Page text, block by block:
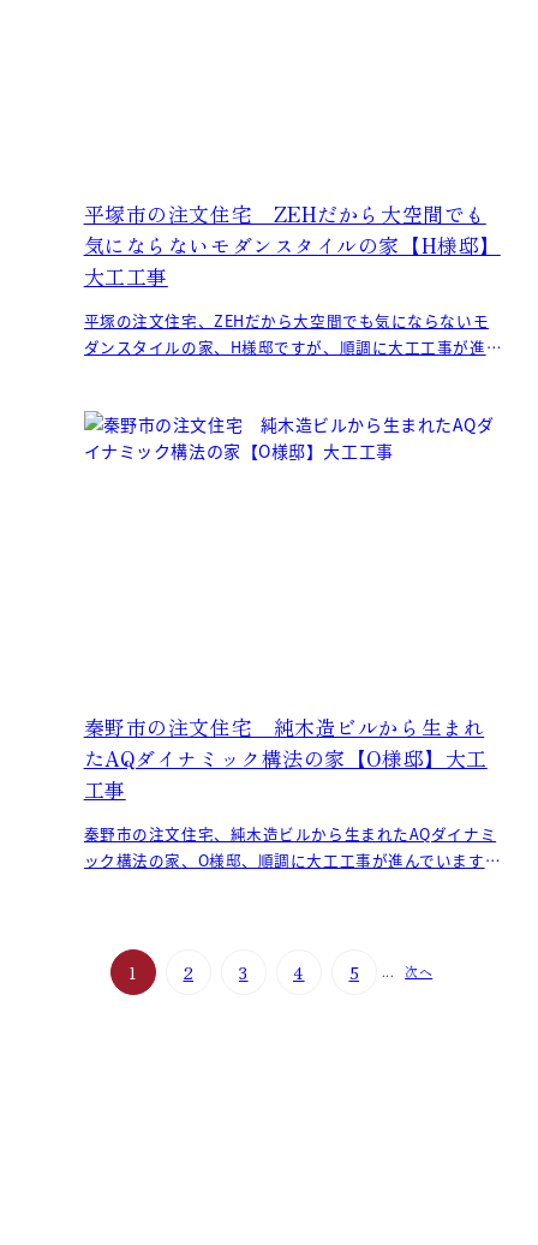
平塚市の注文住宅 ZEHだから大空間でも
気にならないモダンスタイルの家【H様邸】
大工工事
平塚の注文住宅、ZEHだから大空間でも気にならないモ
ダンスタイルの家、H様邸ですが、順調に大工工事が進ん
秦野市の注文住宅 純木造ビルから生まれ
たAQダイナミック構法の家【O様邸】大工
工事
秦野市の注文住宅、純木造ビルから生まれたAQダイナミ
ック構法の家、O様邸、順調に大工工事が進んでいます。
1 2 3 4 5 ... 次へ